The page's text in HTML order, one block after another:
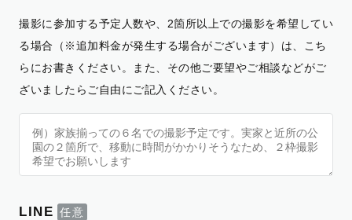
撮影に参加する予定人数や、2箇所以上での撮影を希望してい
る場合（※追加料金が発生する場合がございます）は、こち
らにお書きください。また、その他ご要望やご相談などがご
ざいましたらご自由にご記入ください。
LINE